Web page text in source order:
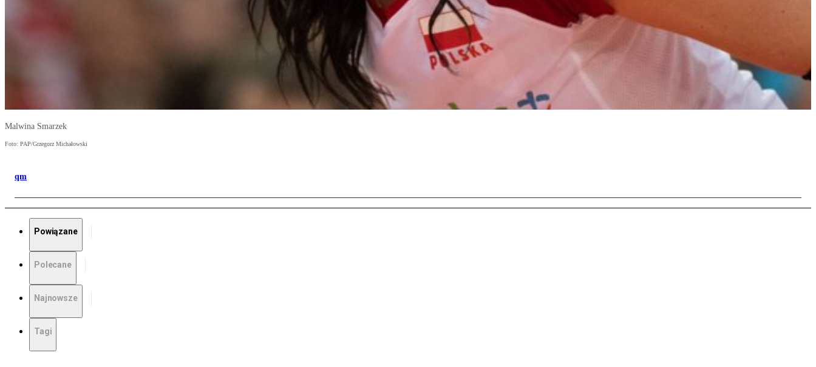
Malwina Smarzek
Foto: PAP/Grzegorz Michałowski
qm
Powiązane
Polecane
Najnowsze
Tagi